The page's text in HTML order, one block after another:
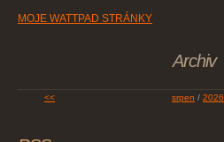
MOJE WATTPAD STRÁNKY
Archiv
<< srpen / 2026